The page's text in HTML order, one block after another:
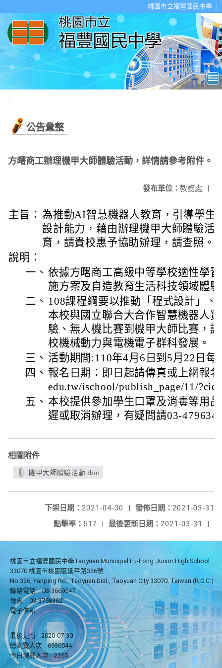
桃園市立福豐國民中學
:::
公告彙整
方曙商工辦理機甲大師體驗活動，詳情請參考附件。
發布單位： 教務處 |
主旨： 為推動AI智慧機器人教育，引導學生
設計能力，藉由辦理機甲大師體驗活
育，請貴校惠予協助辦理，請查照。
說明：
一、 依據方曙商工高級中等學校適性學
施方案及自造教育生活科技領域體
二、 108課程綱要以推動「程式設計」、
本校與國立聯合大合作智慧機器人
驗、無人機比賽到機甲大師比賽，
校機械動力與電機電子群科發展。
三、 活動期間:110年4月6日到5月22日每
四、 報名日期：即日起請傳真或上網報
edu.tw/ischool/publish_page/11/
五、 本校提供參加學生口罩及消毒等用
遲或取消辦理，有疑問請03-
相關附件
機甲大師體驗活動.doc
發佈日期： 2021-03-31
下架日期： 2021-04-30
|
最後更新日期： 2021-03-31 |
點擊率： 517 |
桃園市立福豐國民中學Taoyuan Municipal Fu-Fong Junior High School
33070 桃園市桃園區延平路326號
No.326, Yanping Rd., Taoyuan Dist., Taoyuan City 33070, Taiwan (R.O.C.)
聯絡電話
03-3669547 |
傳真
03-3758362
電子信箱
最後更新
2020-07-30
總瀏覽人次
6936544
今日瀏覽人次
2265